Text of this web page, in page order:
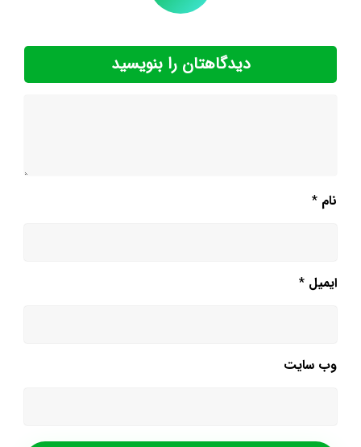
دیدگاهتان را بنویسید
نام *
ایمیل *
وب‌ سایت